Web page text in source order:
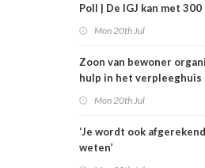
Poll | De IGJ kan met
Mon 20th Jul
Zoon van bewoner
hulp in het verpleeghuis
Mon 20th Jul
‘Je wordt ook
weten’